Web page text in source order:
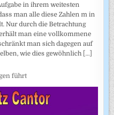
in ihrem weitesten
man alle diese Zahlen m in
Nur durch die Betrachtung
man eine vollkommene
man sich dagegen auf
wie dies gewöhnlich [...]
führt